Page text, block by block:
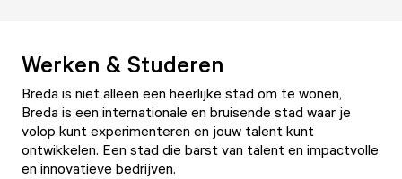
Werken & Studeren
Breda is niet alleen een heerlijke stad om te wonen,
Breda is een internationale en bruisende stad waar je
volop kunt experimenteren en jouw talent kunt
ontwikkelen. Een stad die barst van talent en impactvolle
en innovatieve bedrijven.